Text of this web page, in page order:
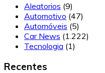
Aleatorios (9)
Automotivo (47)
Automóveis (5)
Car News (1.222)
Tecnologia (1)
Recentes